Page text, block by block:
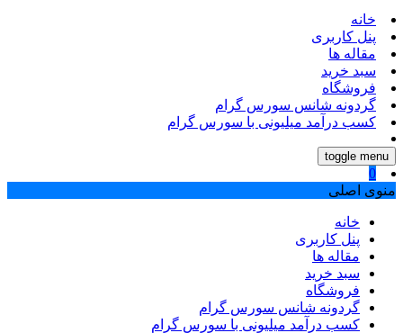
خانه
پنل کاربری
مقاله ها
سبد خرید
فروشگاه
گردونه شانس سورس گرام
کسب درآمد میلیونی با سورس گرام
toggle menu
0
منوی اصلی
خانه
پنل کاربری
مقاله ها
سبد خرید
فروشگاه
گردونه شانس سورس گرام
کسب درآمد میلیونی با سورس گرام